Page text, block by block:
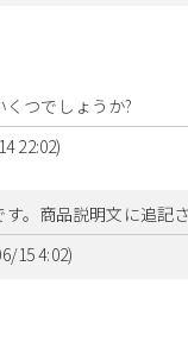
つでしょうか?
22:02)
。商品説明文に追記
15 4:02)